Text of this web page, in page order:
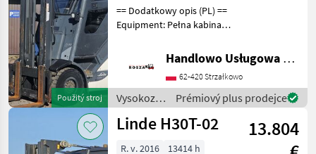
Použitý stroj
== Dodatkowy opis (PL) ==
Equipment: Pełna kabina
Bardzo dobry, Możliwość
UDT Palivo: plyn, typ
stožiara: Štandard
Vysokozdvižné vozíky
Handlowo Usługowa Alanex Alan Roszak
62-420 Strzałkowo
Vysokozdvižné
vozíky a
skladová
Prémiový plus prodejce
Linde H30T-02
13.804
R. v. 2016 13414 h